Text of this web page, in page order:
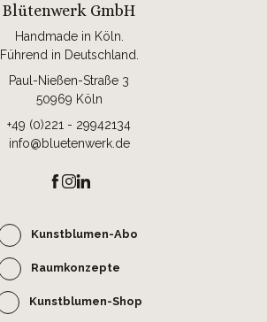
Blütenwerk GmbH
Handmade in Köln.
Führend in Deutschland.
Paul-Nießen-Straße 3
50969 Köln
+49 (0)221 - 29942134
info@bluetenwerk.de
Kunstblumen-Abo
Raumkonzepte
Kunstblumen-Shop